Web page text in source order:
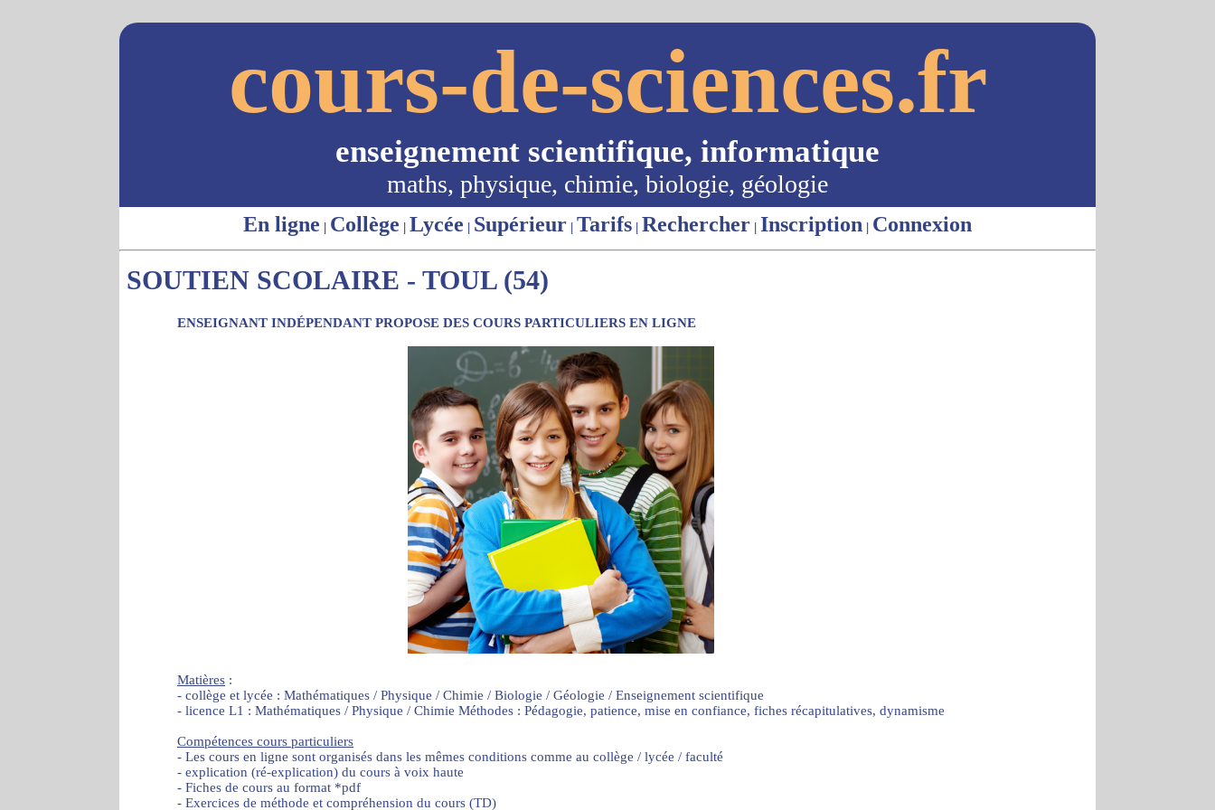
cours-de-sciences.fr
enseignement scientifique, informatique
maths, physique, chimie, biologie, géologie
En ligne | Collège | Lycée | Supérieur | Tarifs | Rechercher | Inscription | Connexion
SOUTIEN SCOLAIRE - TOUL (54)
ENSEIGNANT INDÉPENDANT PROPOSE DES COURS PARTICULIERS EN LIGNE
Matières :
- collège et lycée : Mathématiques / Physique / Chimie / Biologie / Géologie / Enseignement scientifique
- licence L1 : Mathématiques / Physique / Chimie Méthodes : Pédagogie, patience, mise en confiance, fiches récapitulatives, dynamisme
Compétences cours particuliers
- Les cours en ligne sont organisés dans les mêmes conditions comme au collège / lycée / faculté
- explication (ré-explication) du cours à voix haute
- Fiches de cours au format *pdf
- Exercices de méthode et compréhension du cours (TD)